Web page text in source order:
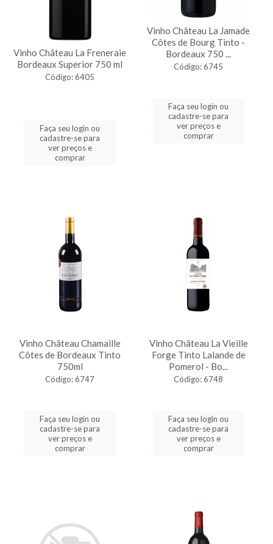
Vinho Château La Freneraie
Bordeaux Superior 750 ml
Código: 6405
Faça seu login ou
cadastre-se para
ver preços e
comprar
Vinho Château La Jamade
Côtes de Bourg Tinto -
Bordeaux 750 ...
Código: 6745
Faça seu login ou
cadastre-se para
ver preços e
comprar
Vinho Château Chamaille
Côtes de Bordeaux Tinto
750ml
Código: 6747
Faça seu login ou
cadastre-se para
ver preços e
comprar
Vinho Château La Vieille
Forge Tinto Lalande de
Pomerol - Bo...
Código: 6748
Faça seu login ou
cadastre-se para
ver preços e
comprar